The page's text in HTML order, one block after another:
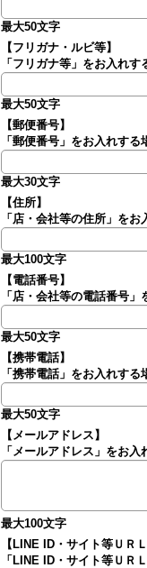
最大50文字
【フリガナ・ルビ等】
「フリガナ等」をお入れ
最大50文字
【郵便番号】
「郵便番号」をお入れす
最大30文字
【住所】
「店・会社等の住所」を
最大100文字
【電話番号】
「店・会社等の電話番号
最大50文字
【携帯電話】
「携帯電話」をお入れす
最大50文字
【メールアドレス】
「メールアドレス」をお
最大100文字
【LINE ID・サイト等ＵＲ
「LINE ID・サイト等ＵＲ